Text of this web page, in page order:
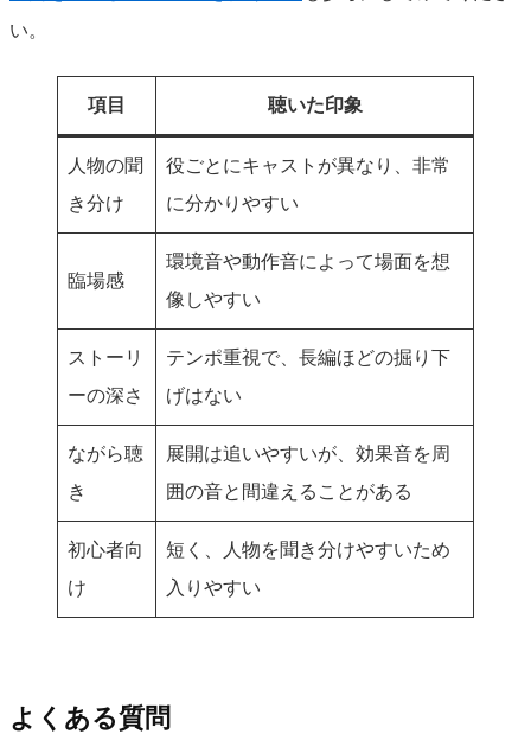
い。
項目 聴いた印象
人物の聞
き分け
役ごとにキャストが異なり、非常
に分かりやすい
臨場感
環境音や動作音によって場面を想
像しやすい
ストーリ
ーの深さ
テンポ重視で、長編ほどの掘り下
げはない
ながら聴
き
展開は追いやすいが、効果音を周
囲の音と間違えることがある
初心者向
け
短く、人物を聞き分けやすいため
入りやすい
よくある質問